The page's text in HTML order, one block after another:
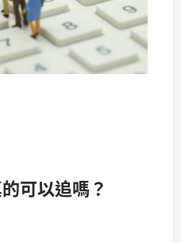
可以追嗎？